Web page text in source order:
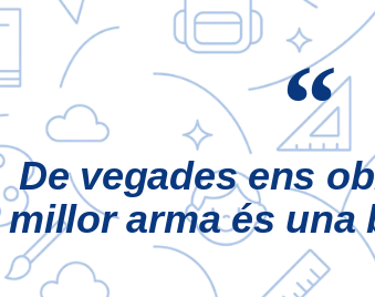
De vegades ens
millor arma és una